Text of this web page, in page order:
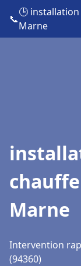
📞
🕒
Marne
Marne
Intervention
(94360)